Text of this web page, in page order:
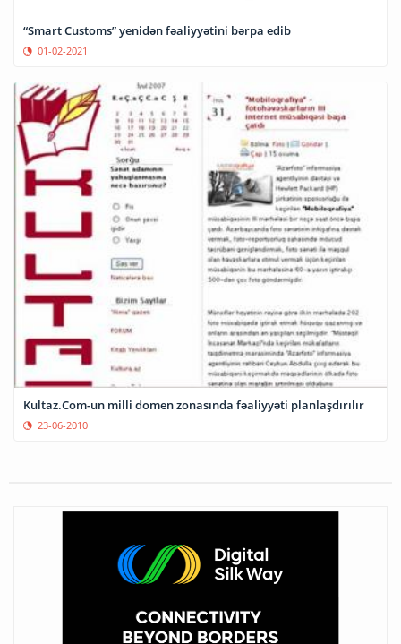
“Smart Customs” yenidən fəaliyyətini bərpa edib
01-02-2021
Kultaz.Com-un milli domen zonasında fəaliyyəti planlaşdırılır
23-06-2010